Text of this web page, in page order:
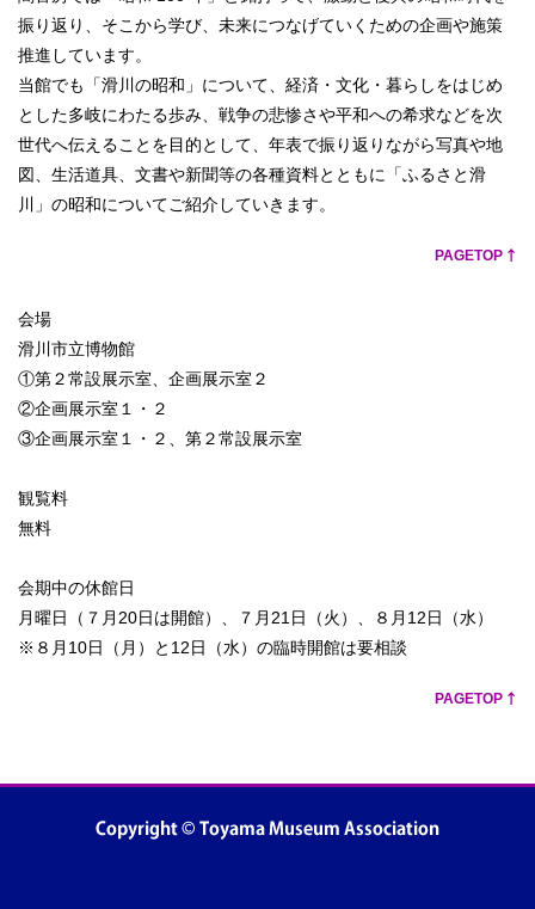
振り返り、そこから学び、未来につなげていくための企画や施策
推進しています。
当館でも「滑川の昭和」について、経済・文化・暮らしをはじめ
とした多岐にわたる歩み、戦争の悲惨さや平和への希求などを次
世代へ伝えることを目的として、年表で振り返りながら写真や地
図、生活道具、文書や新聞等の各種資料とともに「ふるさと滑
川」の昭和についてご紹介していきます。
PAGETOP
会場
滑川市立博物館
①第２常設展示室、企画展示室２
②企画展示室１・２
③企画展示室１・２、第２常設展示室
観覧料
無料
会期中の休館日
月曜日（７月20日は開館）、７月21日（火）、８月12日（水）
※８月10日（月）と12日（水）の臨時開館は要相談
PAGETOP